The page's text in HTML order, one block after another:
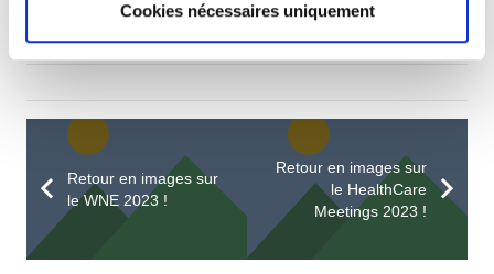
Cookies nécessaires uniquement
Retour en images sur
le WNE 2023 !
Retour en images sur
le HealthCare
Meetings 2023 !